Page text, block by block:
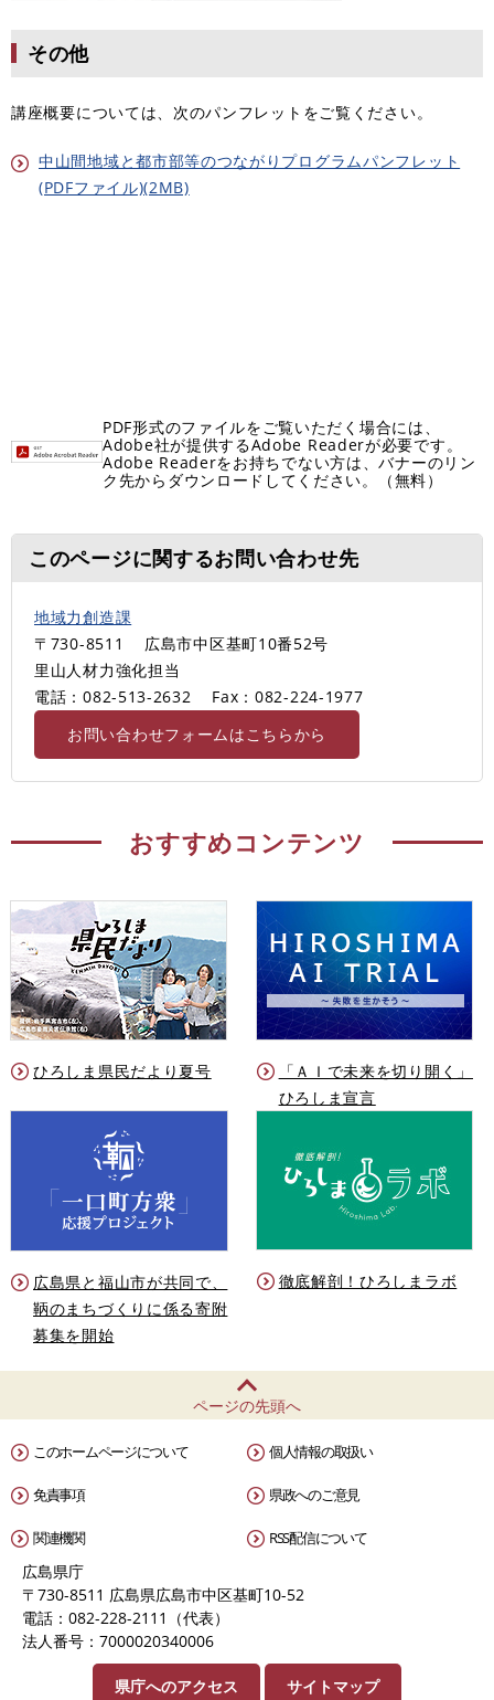
その他
講座概要については、次のパンフレットをご覧ください。
中山間地域と都市部等のつながりプログラムパンフレット
(PDFファイル)(2MB)
PDF形式のファイルをご覧いただく場合には、
Adobe社が提供するAdobe Readerが必要です。
Adobe Readerをお持ちでない方は、バナーのリン
ク先からダウンロードしてください。（無料）
このページに関するお問い合わせ先
地域力創造課
〒730-8511
広島市中区基町10番52号
里山人材力強化担当
電話：082-513-2632
Fax：082-224-1977
お問い合わせフォームはこちらから
おすすめコンテンツ
ひろしま県民だより夏号
「ＡＩで未来を切り開く」
ひろしま宣言
広島県と福山市が共同で、
鞆のまちづくりに係る寄附
募集を開始
徹底解剖！ひろしまラボ
ページの先頭へ
このホームページについて 個人情報の取扱い
免責事項 県政へのご意見
関連機関 RSS配信について
広島県庁
〒730-8511 広島県広島市中区基町10-52
電話：082-228-2111（代表）
法人番号：7000020340006
県庁へのアクセス サイトマップ